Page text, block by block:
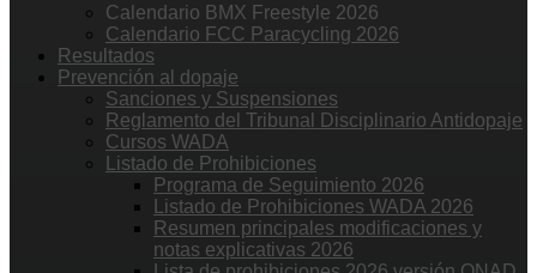
Calendario BMX Freestyle 2026
Calendario FCC Paracycling 2026
Resultados
Prevención al dopaje
Sanciones y Suspensiones
Reglamento del Tribunal Disciplinario Antidopaje
Cursos WADA
Listado de Prohibiciones
Programa de Seguimiento 2026
Listado de Prohibiciones WADA 2026
Resumen principales modificaciones y
notas explicativas 2026